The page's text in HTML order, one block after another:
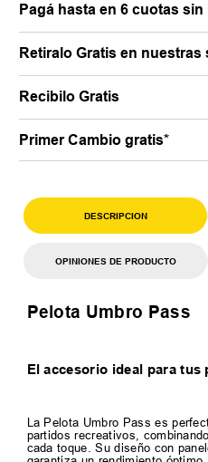
Pagá hasta en 6 cuotas
Retiralo Gratis en nuestras
Recibilo Gratis
Primer Cambio gratis*
DESCRIPCION
OPINIONES DE PRODUCTO
Pelota Umbro Pass
El accesorio ideal para tus
La Pelota Umbro Pass es
partidos recreativos,
cada toque. Su diseño con